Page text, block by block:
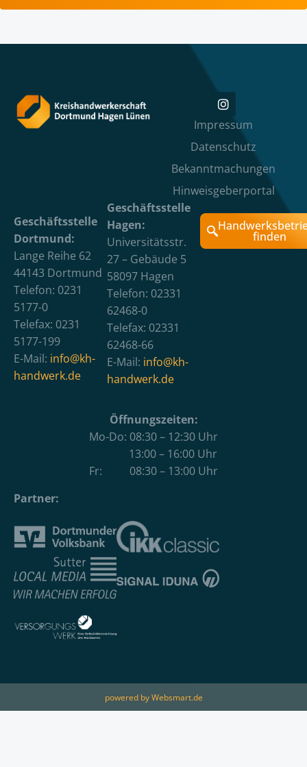
Impressum
Datenschutz
Bekanntmachungen
Hinweisgeberportal
Geschäftsstelle
Dortmund:
Lange Reihe 62
44143 Dortmund
Telefon: 0231
5177-0
Telefax: 0231
5177-199
E-Mail: info@kh-
handwerk.de
Geschäftsstelle
Hagen:
Universitätsstr.
27 – Gebäude 5
58097 Hagen
Telefon: 02331
62468-0
Telefax: 02331
62468-66
E-Mail: info@kh-
handwerk.de
finden
Öffnungszeiten:
Mo-Do: 08:30 – 12:30 Uhr
13:00 – 16:00 Uhr
Fr: 08:30 – 13:00 Uhr
Partner:
powered by Websmart.de